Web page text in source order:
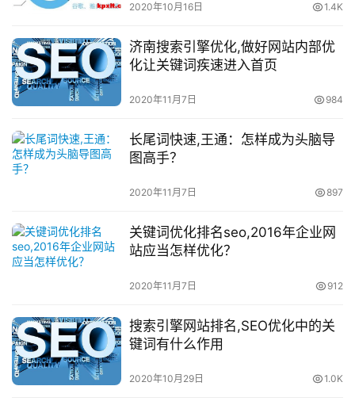
2020年10月16日 1.4K
济南搜索引擎优化,做好网站内部优
化让关键词疾速进入首页
2020年11月7日 984
长尾词快速,王通：怎样成为头脑导
图高手？
2020年11月7日 897
关键词优化排名seo,2016年企业网
站应当怎样优化？
2020年11月7日 912
搜索引擎网站排名,SEO优化中的关
键词有什么作用
2020年10月29日 1.0K